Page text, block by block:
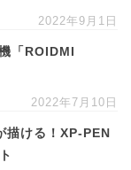
2022年9月1日
「ROIDMI
2022年7月10日
ける！XP-PEN